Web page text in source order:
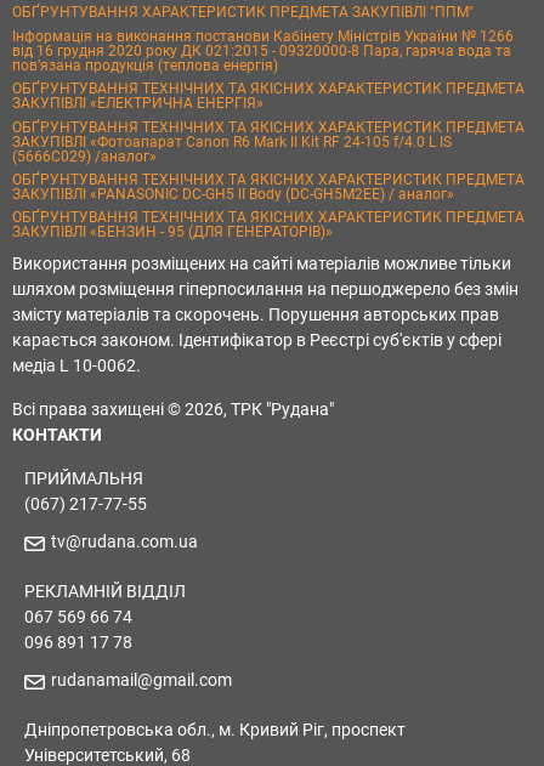
ОБҐРУНТУВАННЯ ХАРАКТЕРИСТИК ПРЕДМЕТА ЗАКУПІВЛІ "ППМ"
Інформація на виконання постанови Кабінету Міністрів України № 1266
від 16 грудня 2020 року ДК 021:2015 - 09320000-8 Пара, гаряча вода та
пов’язана продукція (теплова енергія)
ОБҐРУНТУВАННЯ ТЕХНІЧНИХ ТА ЯКІСНИХ ХАРАКТЕРИСТИК ПРЕДМЕТА
ЗАКУПІВЛІ «ЕЛЕКТРИЧНА ЕНЕРГІЯ»
ОБҐРУНТУВАННЯ ТЕХНІЧНИХ ТА ЯКІСНИХ ХАРАКТЕРИСТИК ПРЕДМЕТА
ЗАКУПІВЛІ «Фотоапарат Canon R6 Mark II Kit RF 24-105 f/4.0 L IS
(5666C029) /аналог»
ОБҐРУНТУВАННЯ ТЕХНІЧНИХ ТА ЯКІСНИХ ХАРАКТЕРИСТИК ПРЕДМЕТА
ЗАКУПІВЛІ «PANASONIC DC-GH5 II Body (DC-GH5M2EE) / аналог»
ОБҐРУНТУВАННЯ ТЕХНІЧНИХ ТА ЯКІСНИХ ХАРАКТЕРИСТИК ПРЕДМЕТА
ЗАКУПІВЛІ «БЕНЗИН - 95 (ДЛЯ ГЕНЕРАТОРІВ)»
Використання розміщених на сайті матеріалів можливе тільки
шляхом розміщення гіперпосилання на першоджерело без змін
змісту матеріалів та скорочень. Порушення авторських прав
карається законом. Ідентифікатор в Реєстрі суб'єктів у сфері
медіа L 10-0062.
Всі права захищені © 2026, ТРК "Рудана"
КОНТАКТИ
ПРИЙМАЛЬНЯ
(067) 217-77-55
tv@rudana.com.ua
РЕКЛАМНІЙ ВІДДІЛ
067 569 66 74
096 891 17 78
rudanamail@gmail.com
Дніпропетровська обл., м. Кривий Ріг, проспект
Університетський, 68